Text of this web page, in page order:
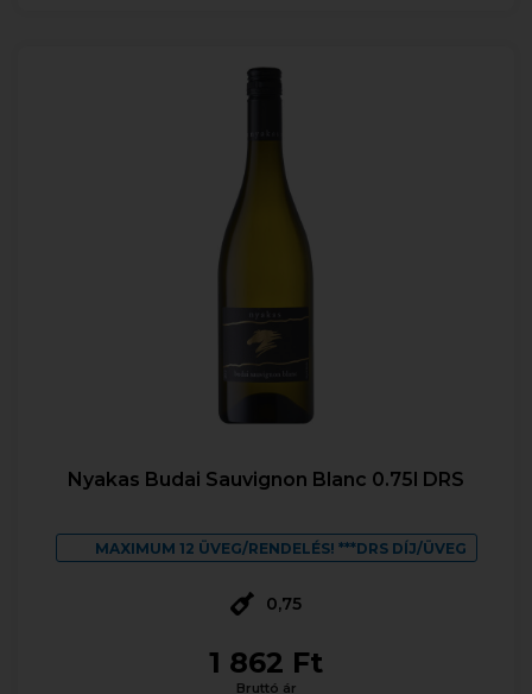
Nyakas Budai Sauvignon Blanc 0.75l DRS
MAXIMUM 12 ÜVEG/RENDELÉS! ***DRS DÍJ/ÜVEG
0,75
1 862 Ft
Bruttó ár